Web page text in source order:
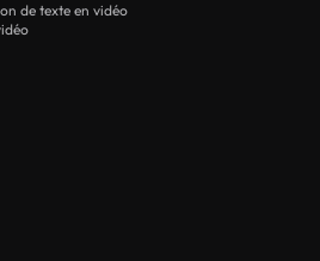
de texte en vidéo